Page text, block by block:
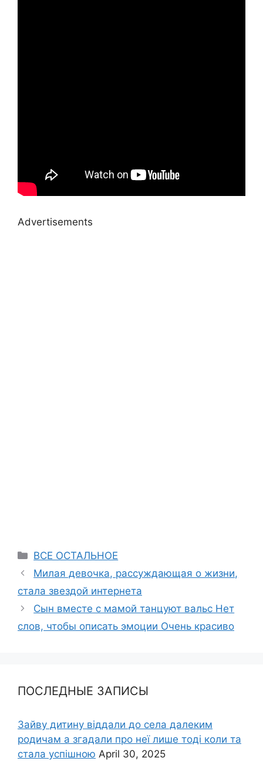
Advertisements
Categories
ВСЕ ОСТАЛЬНОЕ
Милая девочка, рассуждающая о жизни,
стала звездой интернета
Сын вместе с мамой танцуют вальс Нет
слов, чтобы описать эмоции Очень красиво
ПОСЛЕДНЫЕ ЗАПИСЫ
Зайву дитину віддали до села далеким
родичам а згадали про неї лише тоді коли та
стала успішною April 30, 2025